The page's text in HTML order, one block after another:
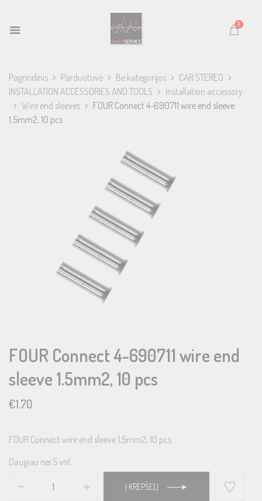
0
Pagrindinis Parduotuvė Be kategorijos
CAR STEREO
INSTALLATION ACCESSORIES AND TOOLS
Installation accessory
Wire end sleeves
FOUR Connect 4-690711 wire end sleeve
1.5mm2, 10 pcs
FOUR Connect 4-690711 wire end
sleeve 1.5mm2, 10 pcs
€1.70
FOUR Connect wire end sleeve 1,5mm2, 10 pcs
Daugiau nei 5 vnt.
Į KREPŠELĮ